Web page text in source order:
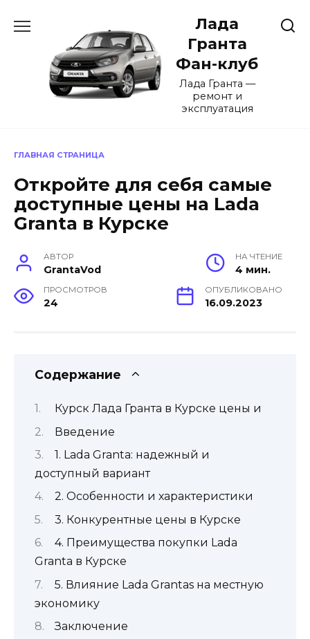
содержанию
Лада
Гранта
Фан-клуб
Лада Гранта —
ремонт и
эксплуатация
ГЛАВНАЯ СТРАНИЦА
Откройте для себя самые
доступные цены на Lada
Granta в Курске
АВТОР
GrantaVod
НА ЧТЕНИЕ
4 мин.
ПРОСМОТРОВ
24
ОПУБЛИКОВАНО
16.09.2023
Содержание
Курск Лада Гранта в Курске цены и
Введение
1. Lada Granta: надежный и
доступный вариант
2. Особенности и характеристики
3. Конкурентные цены в Курске
4. Преимущества покупки Lada
Granta в Курске
5. Влияние Lada Grantas на местную
экономику
Заключение